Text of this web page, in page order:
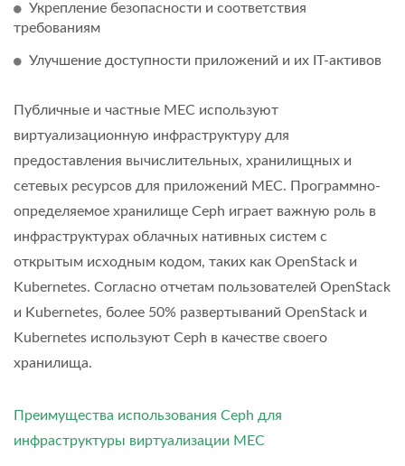
Укрепление безопасности и соответствия
требованиям
Улучшение доступности приложений и их IT-активов
Публичные и частные MEC используют
виртуализационную инфраструктуру для
предоставления вычислительных, хранилищных и
сетевых ресурсов для приложений MEC. Программно-
определяемое хранилище Ceph играет важную роль в
инфраструктурах облачных нативных систем с
открытым исходным кодом, таких как OpenStack и
Kubernetes. Согласно отчетам пользователей OpenStack
и Kubernetes, более 50% развертываний OpenStack и
Kubernetes используют Ceph в качестве своего
хранилища.
Преимущества использования Ceph для
инфраструктуры виртуализации MEC